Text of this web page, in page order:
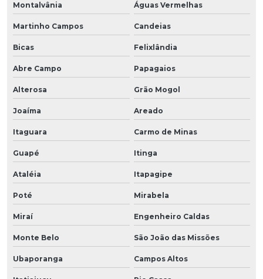
Montalvânia Águas Vermelhas
Martinho Campos Candeias
Bicas Felixlândia
Abre Campo Papagaios
Alterosa Grão Mogol
Joaíma Areado
Itaguara Carmo de Minas
Guapé Itinga
Ataléia Itapagipe
Poté Mirabela
Miraí Engenheiro Caldas
Monte Belo São João das Missões
Ubaporanga Campos Altos